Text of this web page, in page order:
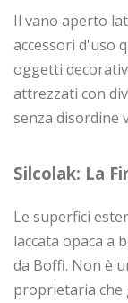
Il vano aperto
accessori d'uso
oggetti
attrezzati con
senza disordine
Silcolak: La
Le superfici
laccata opaca a
da Boffi. Non è
proprietaria che